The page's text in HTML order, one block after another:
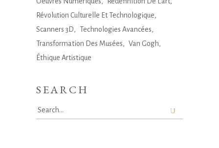
Révolution Culturelle Et Technologique
Scanners 3D
Technologies Avancées
Transformation Des Musées
Van Gogh
Éthique Artistique
SEARCH
Search
for: